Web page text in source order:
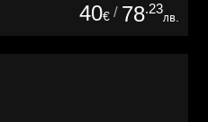
40€ / 78.23
лв.